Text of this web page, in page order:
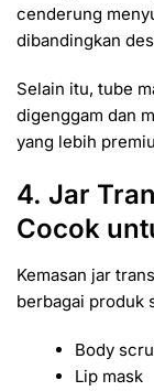
cenderung
dibandingkan
Selain itu, tube
digenggam dan
yang lebih
4. Jar
Cocok
Kemasan jar
berbagai produk
Body
Lip mask